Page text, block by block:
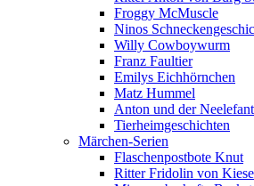
Froggy McMuscle
Ninos
Willy Cowboywurm
Franz Faultier
Emilys Eichhörnchen
Matz Hummel
Anton und der Neelefant
Tierheimgeschichten
Märchen-Serien
Flaschenpostbote Knut
Ritter Fridolin von